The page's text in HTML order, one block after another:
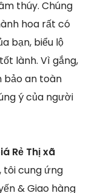
thúy. Chúng
hoa rất có
bạn, biểu lộ
lành. Vì gắng,
bảo an toàn
ý của người
Rẻ Thị xã
tôi cung ứng
& Giao hàng